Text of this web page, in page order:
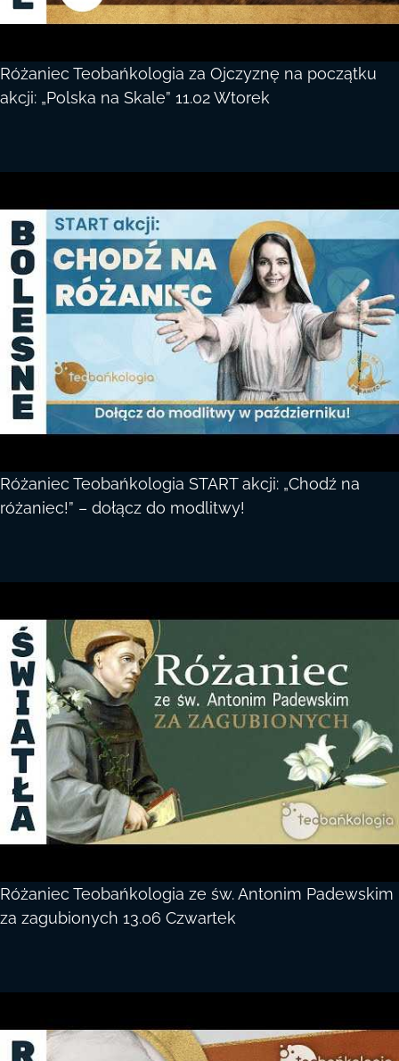
Różaniec Teobańkologia za Ojczyznę na początku
akcji: „Polska na Skale” 11.02 Wtorek
Różaniec Teobańkologia START akcji: „Chodź na
różaniec!” – dołącz do modlitwy!
Różaniec Teobańkologia ze św. Antonim Padewskim
za zagubionych 13.06 Czwartek